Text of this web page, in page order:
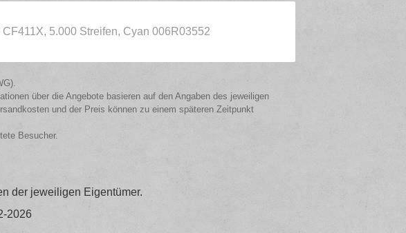
5.000 Streifen, Cyan 006R03552
über die Angebote basieren auf den Angaben des jeweiligen
und der Preis können zu einem späteren Zeitpunkt
Besucher.
der jeweiligen Eigentümer.
2026